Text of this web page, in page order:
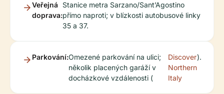
Veřejná
doprava:
Stanice metra Sarzano/Sant’Agostino
přímo naproti; v blízkosti autobusové linky
35 a 37.
Parkování:Omezené parkování na ulici;
několik placených garáží v
docházkové vzdálenosti (
Discover
Northern
Italy
).